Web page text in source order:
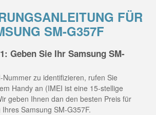
FÜR
SM-G357F
Geben Sie Ihr Samsung SM-
Nummer zu identifizieren, rufen Sie
Handy an (IMEI ist eine 15-stellige
geben Ihnen dan den besten Preis für
Samsung SM-G357F.